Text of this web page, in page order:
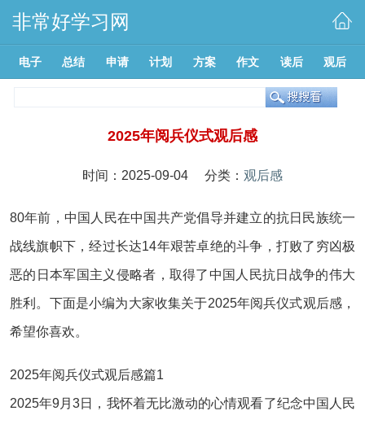
非常好学习网
电子 总结 申请 计划 方案 作文 读后 观后
2025年阅兵仪式观后感
时间：2025-09-04 分类： 观后感
80年前，中国人民在中国共产党倡导并建立的抗日民族统一
战线旗帜下，经过长达14年艰苦卓绝的斗争，打败了穷凶极
恶的日本军国主义侵略者，取得了中国人民抗日战争的伟大
胜利。下面是小编为大家收集关于2025年阅兵仪式观后感，
希望你喜欢。
2025年阅兵仪式观后感篇1
2025年9月3日，我怀着无比激动的心情观看了纪念中国人民